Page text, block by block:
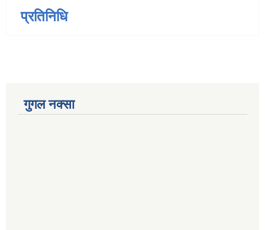
प्रतिनिधि
गुगल नक्सा